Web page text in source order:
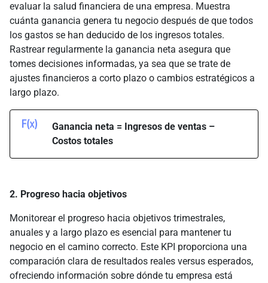
evaluar la salud financiera de una empresa. Muestra
cuánta ganancia genera tu negocio después de que todos
los gastos se han deducido de los ingresos totales.
Rastrear regularmente la ganancia neta asegura que
tomes decisiones informadas, ya sea que se trate de
ajustes financieros a corto plazo o cambios estratégicos a
largo plazo.
Ganancia neta = Ingresos de ventas –
Costos totales
2. Progreso hacia objetivos
Monitorear el progreso hacia objetivos trimestrales,
anuales y a largo plazo es esencial para mantener tu
negocio en el camino correcto. Este KPI proporciona una
comparación clara de resultados reales versus esperados,
ofreciendo información sobre dónde tu empresa está